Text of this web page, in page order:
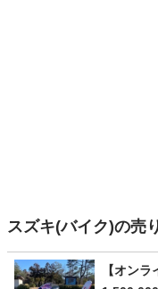
スズキ(バイク)の売